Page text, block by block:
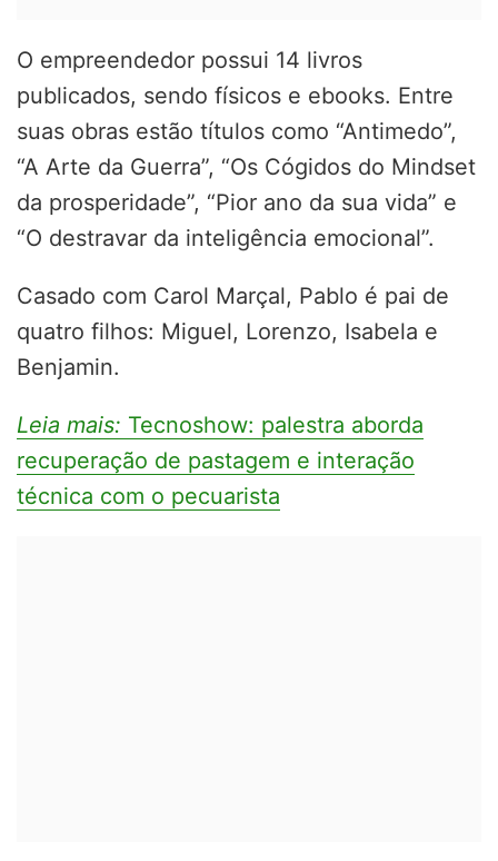
O empreendedor possui 14 livros
publicados, sendo físicos e ebooks. Entre
suas obras estão títulos como “Antimedo”,
“A Arte da Guerra”, “Os Cógidos do Mindset
da prosperidade”, “Pior ano da sua vida” e
“O destravar da inteligência emocional”.
Casado com Carol Marçal, Pablo é pai de
quatro filhos: Miguel, Lorenzo, Isabela e
Benjamin.
Leia mais: Tecnoshow: palestra aborda
recuperação de pastagem e interação
técnica com o pecuarista